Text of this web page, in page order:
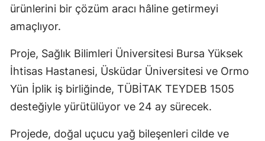
ürünlerini bir çözüm aracı hâline getirmeyi
amaçlıyor.
Proje, Sağlık Bilimleri Üniversitesi Bursa Yüksek
İhtisas Hastanesi, Üsküdar Üniversitesi ve Ormo
Yün İplik iş birliğinde, TÜBİTAK TEYDEB 1505
desteğiyle yürütülüyor ve 24 ay sürecek.
Projede, doğal uçucu yağ bileşenleri cilde ve